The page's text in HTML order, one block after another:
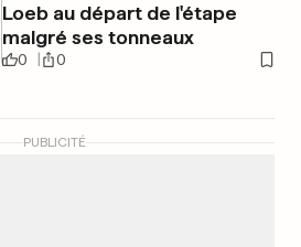
Loeb au départ de l'étape
malgré ses tonneaux
0 0
PUBLICITÉ